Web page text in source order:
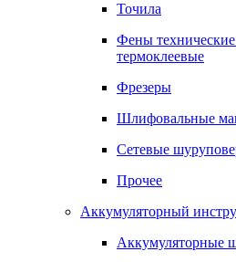
Точила
Фены
термоклеевые
Фрезеры
Шлифовальные
Сетевые
Прочее
Аккумуляторный
Аккумуляторные